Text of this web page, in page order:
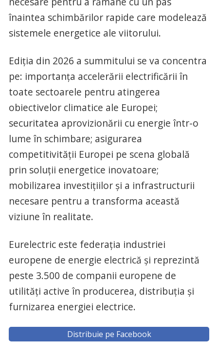
înaintea schimbărilor rapide care modelează
sistemele energetice ale viitorului.
Ediţia din 2026 a summitului se va concentra
pe: importanţa accelerării electrificării în
toate sectoarele pentru atingerea
obiectivelor climatice ale Europei;
securitatea aprovizionării cu energie într-o
lume în schimbare; asigurarea
competitivităţii Europei pe scena globală
prin soluţii energetice inovatoare;
mobilizarea investiţiilor şi a infrastructurii
necesare pentru a transforma această
viziune în realitate.
Eurelectric este federaţia industriei
europene de energie electrică şi reprezintă
peste 3.500 de companii europene de
utilităţi active în producerea, distribuţia şi
furnizarea energiei electrice.
Distribuie pe Facebook